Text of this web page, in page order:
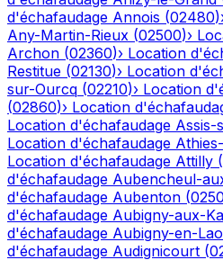
d'échafaudage Annois (02480)
Any-Martin-Rieux (02500)›
Archon (02360)› Location
Restitue (02130)› Location
sur-Ourcq (02210)› Location
(02860)› Location
Location d'échafaudage Assis-
Location d'échafaudage
Location d'échafaudage Attilly (
d'échafaudage Aubencheul-
d'échafaudage Aubenton (
d'échafaudage Aubigny-aux-
d'échafaudage Aubigny-en-
d'échafaudage Audignicourt (